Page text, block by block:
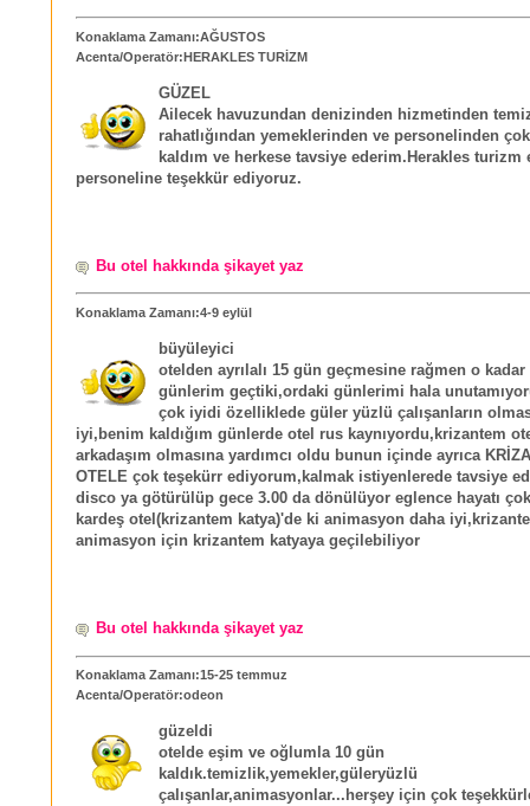
Konaklama Zamanı:AĞUSTOS
Acenta/Operatör:HERAKLES TURİZM
GÜZEL
Ailecek havuzundan denizinden hizmetinden
rahatlığından yemeklerinden ve personelinden
kaldım ve herkese tavsiye ederim.Herakles turizm
personeline teşekkür ediyoruz.
Bu otel hakkında şikayet yaz
Konaklama Zamanı:4-9 eylül
büyüleyici
otelden ayrılalı 15 gün geçmesine rağmen o
günlerim geçtiki,ordaki günlerimi hala
çok iyidi özelliklede güler yüzlü çalışanların
iyi,benim kaldığım günlerde otel rus kaynıyordu,krizantem
arkadaşım olmasına yardımcı oldu bunun içinde ayrıca
OTELE çok teşekürr ediyorum,kalmak istiyenlerede tavsiye
disco ya götürülüp gece 3.00 da dönülüyor eglence hayatı
kardeş otel(krizantem katya)'de ki animasyon daha
animasyon için krizantem katyaya geçilebiliyor
Bu otel hakkında şikayet yaz
Konaklama Zamanı:15-25 temmuz
Acenta/Operatör:odeon
güzeldi
otelde eşim ve oğlumla 10 gün
kaldık.temizlik,yemekler,güleryüzlü
çalışanlar,animasyonlar...herşey için çok